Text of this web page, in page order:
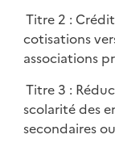
e
r
l
i
e
r
p
l
i
e
Titre 2 :
cotisations
associations
Titre 3 :
scolarité des
secondaires